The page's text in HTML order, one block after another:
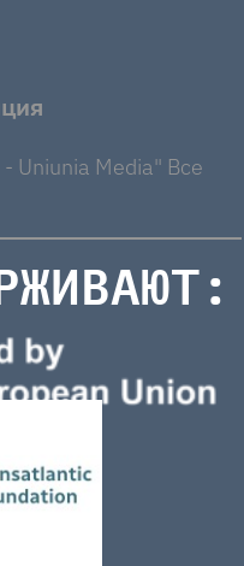
Uniunia Media" Все